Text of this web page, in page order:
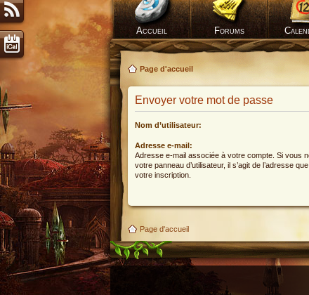
Accueil Forums
Page d'accueil
Envoyer votre mot de passe
Nom d’utilisateur:
Adresse e-mail:
Adresse e-mail associée à votre compte. Si vous
votre panneau d’utilisateur, il s’agit de l’adresse
votre inscription.
Page d'accueil